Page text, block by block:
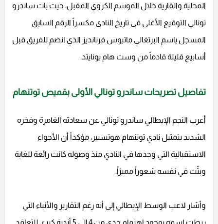
المحلية والقارية خلال الموسم الكروي المقبل، حيث بات ساندرو
تونالي التوقيع الأغلى في تاريخ النادي مكسراً الرقم السابق
المسجل باسم البرتغالي ماتيوس فرنانديز الذي انضم للفريق قبل
أسابيع قليلة قادماً من وست هام يونايتد.
تفاصيل تصريحات ساندرو تونالي الأولى بقميص توتنهام
أعرب النجم الإيطالي ساندرو تونالي عن سعادته الغامرة وفخره
الشديد بتمثيل نادي توتنهام هوتسبير، مؤكداً أن الأجواء
الاستقبالية التي وجدها في النادي منذ وصوله كانت رائعة للغاية
وبثّت في نفسه شعوراً مميزاً.
وأشار لاعب الوسط الإيطالي إلى أنه رغم التقارير والأنباء التي